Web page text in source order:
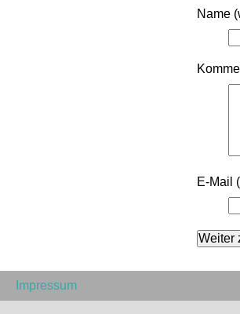
Name
E-Mail
Impressum